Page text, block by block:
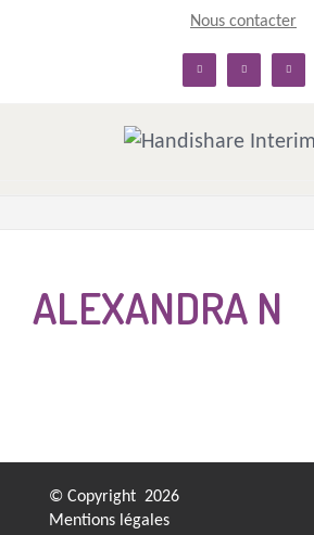
Nous contacter
linkedin facebook twitter
ALEXANDRA N
© Copyright 2026
Mentions légales